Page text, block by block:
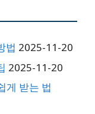
법 2025-11-20
2025-11-20
게 받는 법